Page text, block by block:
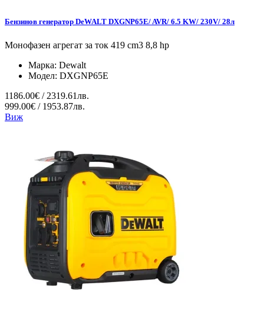
Бензинов генератор DeWALT DXGNP65E/ AVR/ 6.5 KW/ 230V/ 28л
Монофазен агрегат за ток 419 cm3 8,8 hp
Марка: Dewalt
Модел: DXGNP65E
1186.00€ / 2319.61лв.
999.00€ / 1953.87лв.
Виж